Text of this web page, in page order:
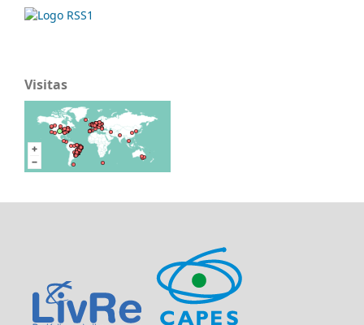
Visitas